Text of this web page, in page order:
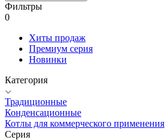
Фильтры
0
Хиты продаж
Премиум серия
Новинки
Категория
Традиционные
Конденсационные
Котлы для коммерческого применения
Серия